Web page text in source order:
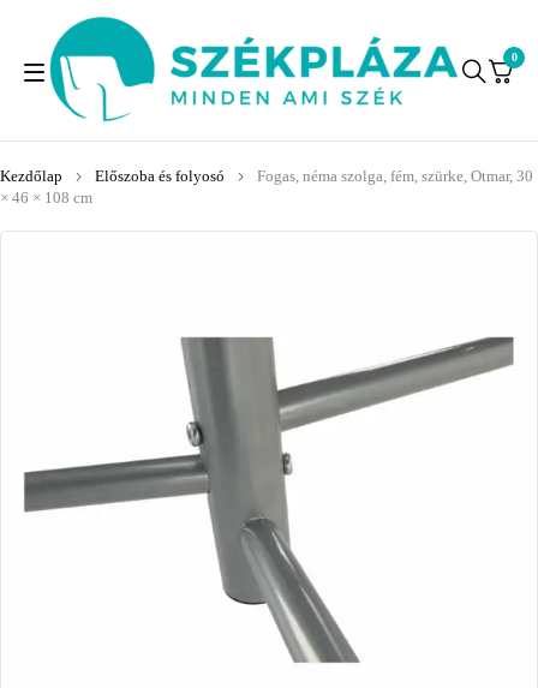
0
Kezdőlap Előszoba és folyosó
Fogas, néma szolga, fém, szürke, Otmar, 30
× 46 × 108 cm